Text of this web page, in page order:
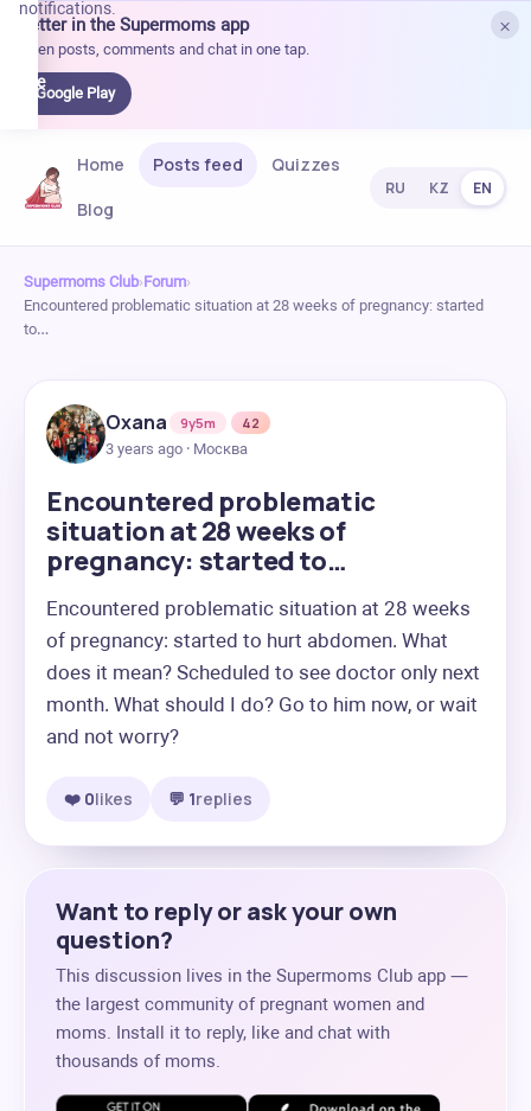
×
Better in the Supermoms app
Open posts, comments and chat in one tap.
Google Play
notifications.
Home Posts feed
Quizzes
Blog
RU KZ EN
Supermoms Club›Forum›
Encountered problematic situation at 28 weeks of pregnancy: started
to…
Oxana 9y5m
42
3 years ago · Москва
Encountered problematic
situation at 28 weeks of
pregnancy: started to…
Encountered problematic situation at 28 weeks
of pregnancy: started to hurt abdomen. What
does it mean? Scheduled to see doctor only next
month. What should I do? Go to him now, or wait
and not worry?
❤️ 0likes 💬 1replies
Want to reply or ask your own
question?
This discussion lives in the Supermoms Club app —
the largest community of pregnant women and
moms. Install it to reply, like and chat with
thousands of moms.